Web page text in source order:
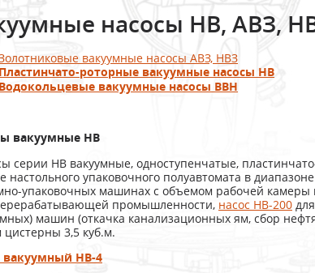
насосы НВ, АВЗ,
вакуумные насосы АВЗ, НВЗ
Пластинчато-роторные вакуумные насосы НВ
Водокольцевые вакуумные насосы ВВН
вакуумные НВ
серии НВ вакуумные, одноступенчатые,
настольного упаковочного полуавтомата в
упаковочных машинах с объемом рабочей камеры
промышленности, насос НВ-200
машин (откачка канализационных ям, сбор
3,5 куб.м.
вакуумный НВ-4